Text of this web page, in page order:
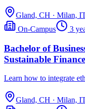
Gland, CH · Milan,
On-Campus
3
Bachelor of
Sustainable
Learn how to integrate
Gland, CH · Milan,